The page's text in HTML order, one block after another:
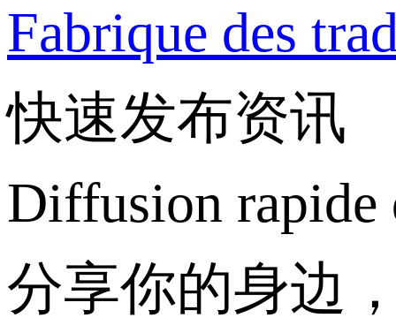
Fabrique des
快速发布资讯
Diffusion
分享你的身边